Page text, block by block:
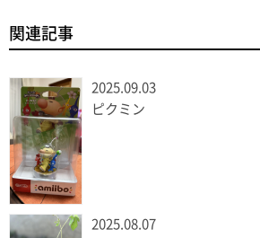
関連記事
2025.09.03
ピクミン
2025.08.07